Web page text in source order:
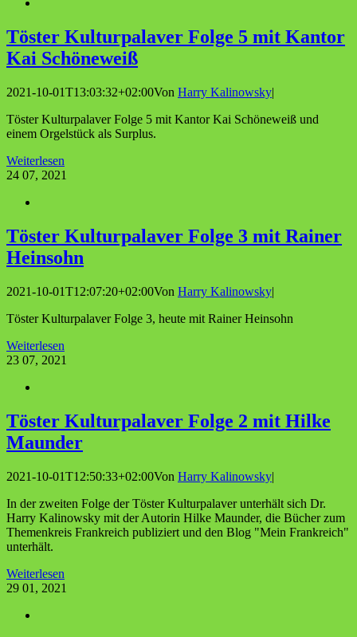
Tös­ter Kul­tur­pa­la­ver Fol­ge 5 mit Kan­tor
Kai Schöneweiß
2021-10-01T13:03:32+02:00Von Harry Kalinowsky|
Töster Kulturpalaver Folge 5 mit Kantor Kai Schöneweiß und
einem Orgelstück als Surplus.
Weiterlesen
24 07, 2021
Tös­ter Kul­tur­pa­la­ver Fol­ge 3 mit Rai­ner
Heinsohn
2021-10-01T12:07:20+02:00Von Harry Kalinowsky|
Töster Kulturpalaver Folge 3, heute mit Rainer Heinsohn
Weiterlesen
23 07, 2021
Tös­ter Kul­tur­pa­la­ver Fol­ge 2 mit Hil­ke
Maunder
2021-10-01T12:50:33+02:00Von Harry Kalinowsky|
In der zweiten Folge der Töster Kulturpalaver unterhält sich Dr.
Harry Kalinowsky mit der Autorin Hilke Maunder, die Bücher zum
Themenkreis Frankreich publiziert und den Blog "Mein Frankreich"
unterhält.
Weiterlesen
29 01, 2021